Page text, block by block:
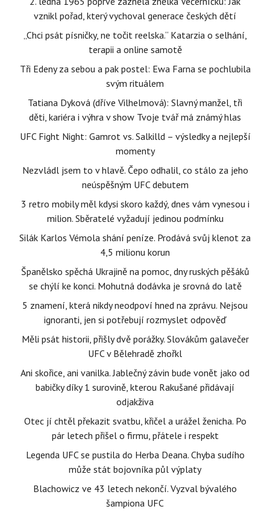
vznikl pořad, který vychoval generace českých dětí
„Chci psát písničky, ne točit reelska.“ Katarzia o selhání,
terapii a online samotě
Tři Edeny za sebou a pak postel: Ewa Farna se pochlubila
svým rituálem
Tatiana Dyková (dříve Vilhelmová): Slavný manžel, tři
děti, kariéra i výhra v show Tvoje tvář má známý hlas
UFC Fight Night: Gamrot vs. Salkilld – výsledky a nejlepší
momenty
Nezvládl jsem to v hlavě. Čepo odhalil, co stálo za jeho
neúspěšným UFC debutem
3 retro mobily měl kdysi skoro každý, dnes vám vynesou i
milion. Sběratelé vyžadují jedinou podmínku
Silák Karlos Vémola shání peníze. Prodává svůj klenot za
4,5 milionu korun
Španělsko spěchá Ukrajině na pomoc, dny ruských pěšáků
se chýlí ke konci. Mohutná dodávka je srovná do latě
5 znamení, která nikdy neodpoví hned na zprávu. Nejsou
ignoranti, jen si potřebují rozmyslet odpověď
Měli psát historii, přišly dvě porážky. Slovákům galavečer
UFC v Bělehradě zhořkl
Ani skořice, ani vanilka. Jablečný závin bude vonět jako od
babičky díky 1 surovině, kterou Rakušané přidávají
odjakživa
Otec jí chtěl překazit svatbu, křičel a urážel ženicha. Po
pár letech přišel o firmu, přátele i respekt
Legenda UFC se pustila do Herba Deana. Chyba sudího
může stát bojovníka půl výplaty
Blachowicz ve 43 letech nekončí. Vyzval bývalého
šampiona UFC